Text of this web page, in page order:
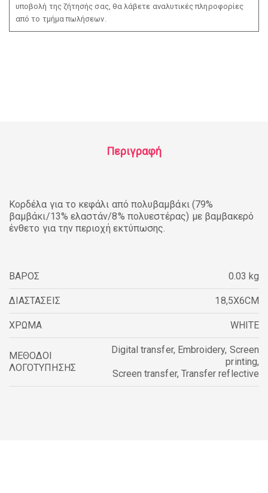
υποβολή της ζήτησής σας, θα λάβετε αναλυτικές πληροφορίες
από το τμήμα πωλήσεων.
Περιγραφή
Κορδέλα για το κεφάλι από πολυβαμβάκι (79%
βαμβάκι/13% ελαστάν/8% πολυεστέρας) με βαμβακερό
ένθετο για την περιοχή εκτύπωσης.
ΒΑΡΟΣ 0.03 kg
ΔΙΑΣΤΑΣΕΙΣ 18,5X6CM
ΧΡΩΜΑ WHITE
ΜΕΘΟΔΟΙ
ΛΟΓΟΤΥΠΗΣΗΣ
Digital transfer, Embroidery, Screen
printing,
Screen transfer, Transfer reflective